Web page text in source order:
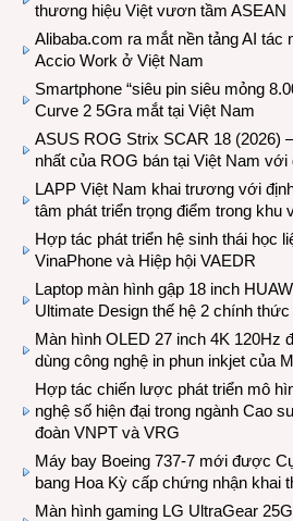
thương hiệu Việt vươn tầm ASEAN
Alibaba.com ra mắt nền tảng AI tác
Accio Work ở Việt Nam
Smartphone “siêu pin siêu mỏng
Curve 2 5Gra mắt tại Việt Nam
ASUS ROG Strix SCAR 18 (2026)
nhất của ROG bán tại Việt Nam với
LAPP Việt Nam khai trương với
tâm phát triển trọng điểm trong khu
Hợp tác phát triển hệ sinh thái học
VinaPhone và Hiệp hội VAEDR
Laptop màn hình gập 18 inch
Ultimate Design thế hệ 2 chính
Màn hình OLED 27 inch 4K 120Hz
dùng công nghệ in phun inkjet của
Hợp tác chiến lược phát triển mô
nghệ số hiện đại trong ngành Cao
đoàn VNPT và VRG
Máy bay Boeing 737-7 mới được
bang Hoa Kỳ cấp chứng nhận khai
Màn hình gaming LG UltraGear